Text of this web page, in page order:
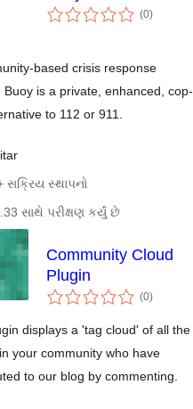
(0કુલ
રેટિંગ્સ
)
based crisis response
Buoy is a private, enhanced, cop-
to 112 or 911.
સક્રિય સ્થાપનો
સાથે પરીક્ષણ કર્યું છે
Community Cloud
Plugin
(0કુલ
રેટિંગ્સ
)
displays a 'tag cloud' of all the
your community who have
to our blog by commenting.